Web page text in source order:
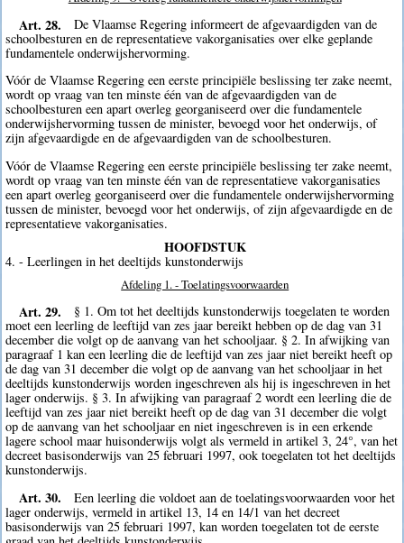
Art. 28.
De Vlaamse Regering informeert de afgevaardigden van de
schoolbesturen en de representatieve vakorganisaties over elke geplande
fundamentele onderwijshervorming.
Vóór de Vlaamse Regering een eerste principiële beslissing ter zake neemt,
wordt op vraag van ten minste één van de afgevaardigden van de
schoolbesturen een apart overleg georganiseerd over die fundamentele
onderwijshervorming tussen de minister, bevoegd voor het onderwijs, of
zijn afgevaardigde en de afgevaardigden van de schoolbesturen.
Vóór de Vlaamse Regering een eerste principiële beslissing ter zake neemt,
wordt op vraag van ten minste één van de representatieve vakorganisaties
een apart overleg georganiseerd over die fundamentele onderwijshervorming
tussen de minister, bevoegd voor het onderwijs, of zijn afgevaardigde en de
representatieve vakorganisaties.
HOOFDSTUK
4. - Leerlingen in het deeltijds kunstonderwijs
Afdeling 1. - Toelatingsvoorwaarden
Art. 29.
§ 1. Om tot het deeltijds kunstonderwijs toegelaten te worden
moet een leerling de leeftijd van zes jaar bereikt hebben op de dag van 31
december die volgt op de aanvang van het schooljaar. § 2. In afwijking van
paragraaf 1 kan een leerling die de leeftijd van zes jaar niet bereikt heeft op
de dag van 31 december die volgt op de aanvang van het schooljaar in het
deeltijds kunstonderwijs worden ingeschreven als hij is ingeschreven in het
lager onderwijs. § 3. In afwijking van paragraaf 2 wordt een leerling die de
leeftijd van zes jaar niet bereikt heeft op de dag van 31 december die volgt
op de aanvang van het schooljaar en niet ingeschreven is in een erkende
lagere school maar huisonderwijs volgt als vermeld in artikel 3, 24°, van het
decreet basisonderwijs van 25 februari 1997, ook toegelaten tot het deeltijds
kunstonderwijs.
Art. 30.
Een leerling die voldoet aan de toelatingsvoorwaarden voor het
lager onderwijs, vermeld in artikel 13, 14 en 14/1 van het decreet
basisonderwijs van 25 februari 1997, kan worden toegelaten tot de eerste